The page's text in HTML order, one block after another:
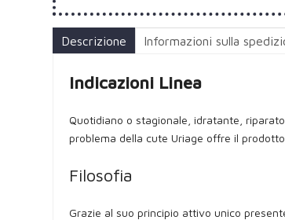
Descrizione Informazioni sulla
Indicazioni Linea
Quotidiano o stagionale, idratante,
problema della cute Uriage offre il prodotto
Filosofia
Grazie al suo principio attivo unico